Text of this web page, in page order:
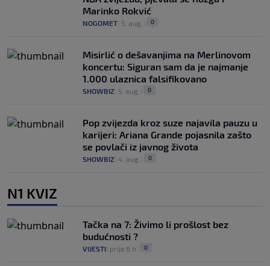
Marinko Rokvić
NOGOMET 5. aug. 0
Misirlić o dešavanjima na Merlinovom
koncertu: Siguran sam da je najmanje
1.000 ulaznica falsifikovano
SHOWBIZ 5. aug. 0
Pop zvijezda kroz suze najavila pauzu u
karijeri: Ariana Grande pojasnila zašto
se povlači iz javnog života
SHOWBIZ 4. aug. 0
N1 KVIZ
Tačka na 7: Živimo li prošlost bez
budućnosti ?
VIJESTI prije 6 h 0